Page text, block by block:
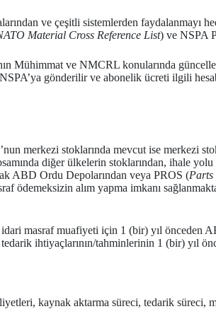
ve çeşitli sistemlerden
Material Cross Reference List) ve NSPA
Mühimmat ve NMCRL konularında
gönderilir ve abonelik ücreti ilgili
merkezi stoklarında mevcut ise merkezi
diğer ülkelerin stoklarından, ihale
ABD Ordu Depolarından veya PROS (Parts
ödemeksizin alım yapma imkanı
masraf muafiyeti için 1 (bir) yıl önceden
ihtiyaçlarının/tahminlerinin 1 (bir) yıl
kaynak aktarma süreci, tedarik